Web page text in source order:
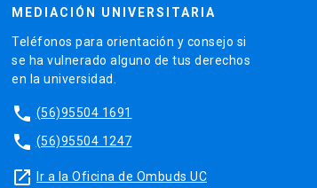
MEDIACIÓN UNIVERSITARIA
Teléfonos para orientación y consejo si
se ha vulnerado alguno de tus derechos
en la universidad.
phone (56)95504 1691
phone (56)95504 1247
launch Ir a la Oficina de Ombuds UC